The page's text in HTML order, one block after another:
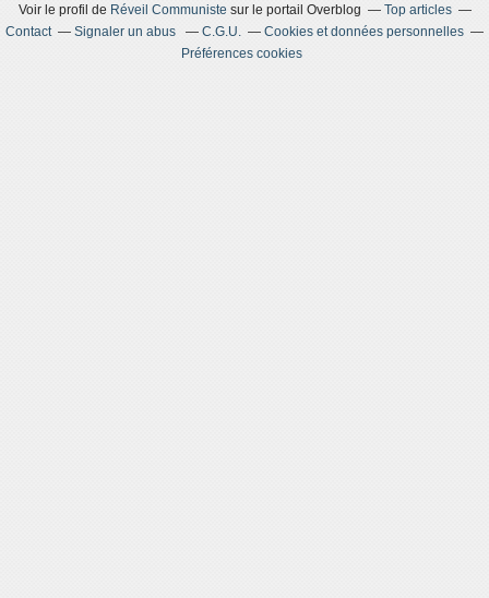
Voir le profil de Réveil Communiste sur le portail Overblog
Top articles
Contact
Signaler un abus C.G.U.
Cookies et données personnelles
Préférences cookies